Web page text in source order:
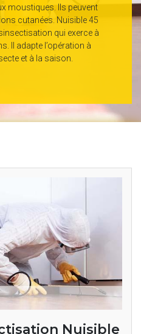
moustiques. Ils peuvent
cutanées. Nuisible 45
qui exerce à
Il adapte l’opération à
et à la saison.
Nuisible